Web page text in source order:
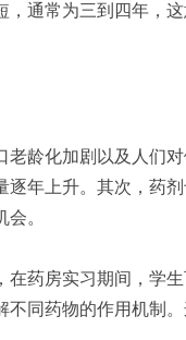
通常为三到四年，
龄化加剧以及人们
年上升。其次，药
。
药房实习期间，学
同药物的作用机制